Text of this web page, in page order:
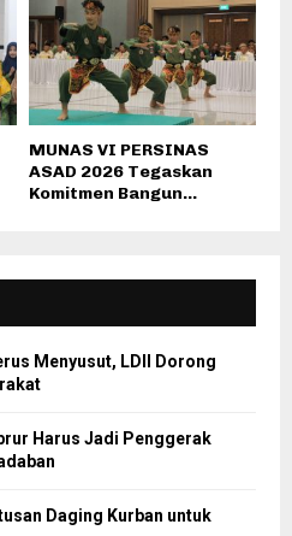
MUNAS VI PERSINAS
ASAD 2026 Tegaskan
Komitmen Bangun...
Menyusut, LDII Dorong
Harus Jadi Penggerak
Daging Kurban untuk